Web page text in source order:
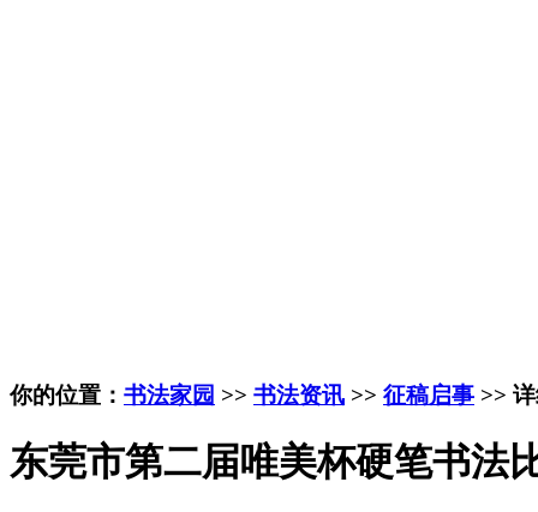
你的位置： 书法家园 >> 书法资讯 >> 征稿启事 >>
东莞市第二届唯美杯硬笔书法